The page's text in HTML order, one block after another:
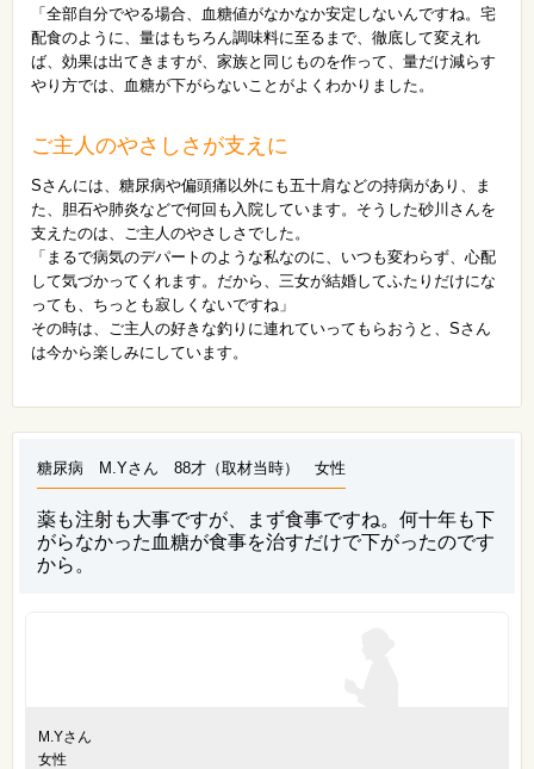
「全部自分でやる場合、血糖値がなかなか安定しないんですね。宅
配食のように、量はもちろん調味料に至るまで、徹底して変えれ
ば、効果は出てきますが、家族と同じものを作って、量だけ減らす
やり方では、血糖が下がらないことがよくわかりました。
ご主人のやさしさが支えに
Sさんには、糖尿病や偏頭痛以外にも五十肩などの持病があり、ま
た、胆石や肺炎などで何回も入院しています。そうした砂川さんを
支えたのは、ご主人のやさしさでした。
「まるで病気のデパートのような私なのに、いつも変わらず、心配
して気づかってくれます。だから、三女が結婚してふたりだけにな
っても、ちっとも寂しくないですね」
その時は、ご主人の好きな釣りに連れていってもらおうと、Sさん
は今から楽しみにしています。
糖尿病 M.Yさん 88才（取材当時） 女性
薬も注射も大事ですが、まず食事ですね。何十年も下
がらなかった血糖が食事を治すだけで下がったのです
から。
M.Yさん
女性